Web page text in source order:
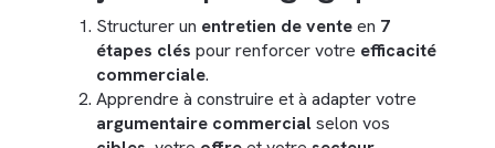
Structurer un entretien de venteen 7
étapes clés pour renforcer votre efficacité
commerciale.
Apprendre à construire et à adapter votre
argumentaire commercialselon vos